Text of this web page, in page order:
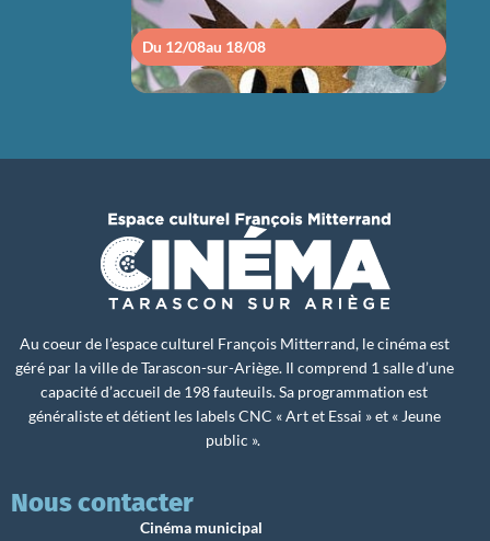
Du 12/08au 18/08
Au coeur de l’espace culturel François Mitterrand, le cinéma est
géré par la ville de Tarascon-sur-Ariège. Il comprend 1 salle d’une
capacité d’accueil de 198 fauteuils. Sa programmation est
généraliste et détient les labels CNC « Art et Essai » et « Jeune
public ».
Nous contacter
Cinéma municipal